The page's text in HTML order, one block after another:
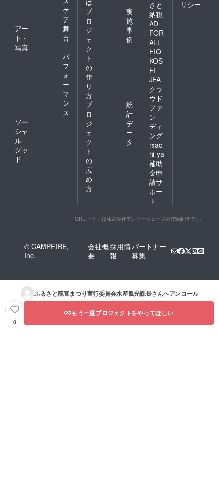
ケ
ア
アー
ト・
写真
舞
台
・
パ
フ
ォ
ー
マ
ン
ス
ソー
シャ
ル
グッ
ド
は
プ
ロ
ジ
ェ
ク
ト
の
作
り
方
実
施
事
例
プ
ロ
ジ
ェ
ク
ト
の
広
め
方
統
計
デ
ー
タ
さと
納税
AD
FOR
ALL
HIO
KOS
HI
JFA
クラ
ウド
ファ
ン
ディ
ング
mac
hi-ya
補助
金申
請サ
ポー
ト
リシー
「QRコード」は株式会社デンソーウェーブの登録商標です。
© CAMPFIRE,
Inc.
会社概
要
採用情
報
パートナー
募集
ふるさと龍宮まつり実行委員会水産観光課長さんへアンコール
0
もう一度プロジェクトをやってほしい